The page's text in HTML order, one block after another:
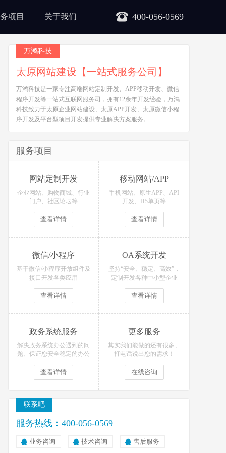
400-056-0569
项目 关于我们
万鸿科技
太原网站建设【一站式服务公司】
万鸿科技是一家专注高端网站定制开发、APP移动开发、微信
程序开发等一站式互联网服务司，拥有12余年开发经验，万鸿
科技致力于太原企业网站建设、太原APP开发、太原微信小程
序开发及平台型项目开发提供专业解决方案服务。
服务项目
网站定制开发
企业网站、购物商城、行业
门户、社区论坛等
查看详情
移动网站/APP
手机网站、原生APP、API
开发、H5单页等
查看详情
微信/小程序
基于微信/小程序开放组件及
接口开发各类应用
查看详情
OA系统开发
坚持“安全、稳定、高效”，
定制开发各种中小型企业
查看详情
政务系统服务
解决政务系统办公遇到的问
题、保证您安全稳定的办公
查看详情
更多服务
其实我们能做的还有很多、
打电话说出您的需求！
在线咨询
联系吧
服务热线：400-056-0569
业务咨询 技术咨询 售后服务